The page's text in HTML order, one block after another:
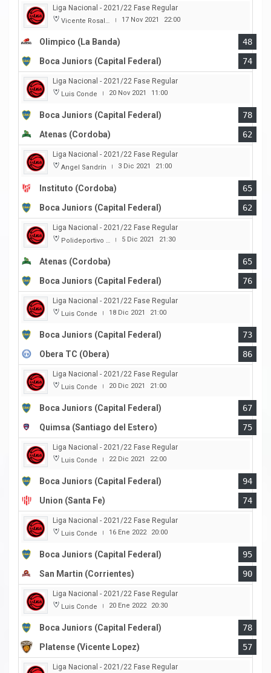
Liga Nacional - 2021/22 Fase Regular
Vicente Rosales | 17 Nov 2021 22:00
Olimpico (La Banda)
48
Boca Juniors (Capital Federal)
74
Liga Nacional - 2021/22 Fase Regular
Luis Conde | 20 Nov 2021 11:00
Boca Juniors (Capital Federal)
78
Atenas (Cordoba)
62
Liga Nacional - 2021/22 Fase Regular
Angel Sandrín | 3 Dic 2021 21:00
Instituto (Cordoba)
65
Boca Juniors (Capital Federal)
62
Liga Nacional - 2021/22 Fase Regular
Polideportivo Carlos Cerutti | 5 Dic 2021 21:30
Atenas (Cordoba)
65
Boca Juniors (Capital Federal)
76
Liga Nacional - 2021/22 Fase Regular
Luis Conde | 18 Dic 2021 21:00
Boca Juniors (Capital Federal)
73
Obera TC (Obera)
86
Liga Nacional - 2021/22 Fase Regular
Luis Conde | 20 Dic 2021 21:00
Boca Juniors (Capital Federal)
67
Quimsa (Santiago del Estero)
75
Liga Nacional - 2021/22 Fase Regular
Luis Conde | 22 Dic 2021 22:00
Boca Juniors (Capital Federal)
94
Union (Santa Fe)
74
Liga Nacional - 2021/22 Fase Regular
Luis Conde | 16 Ene 2022 20:00
Boca Juniors (Capital Federal)
95
San Martin (Corrientes)
90
Liga Nacional - 2021/22 Fase Regular
Luis Conde | 20 Ene 2022 20:30
Boca Juniors (Capital Federal)
78
Platense (Vicente Lopez)
57
Liga Nacional - 2021/22 Fase Regular